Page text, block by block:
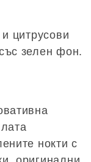
цитрусови
зелен фон.
нокти с